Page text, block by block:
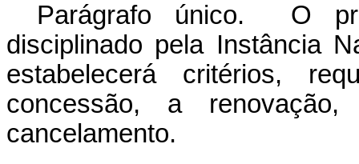
Parágrafo único. O
disciplinado pela Instância
estabelecerá critérios,
concessão, a
cancelamento.